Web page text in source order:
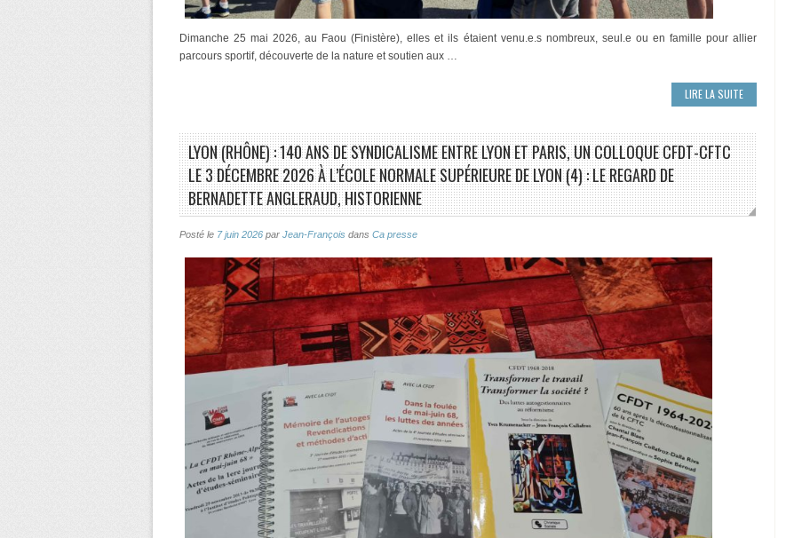
Dimanche 25 mai 2026, au Faou (Finistère), elles et ils étaient venu.e.s nombreux, seul.e ou en famille pour allier
parcours sportif, découverte de la nature et soutien aux …
LIRE LA SUITE
LYON (RHÔNE) : 140 ANS DE SYNDICALISME ENTRE LYON ET PARIS, UN COLLOQUE CFDT-CFTC
LE 3 DÉCEMBRE 2026 À L’ÉCOLE NORMALE SUPÉRIEURE DE LYON (4) : LE REGARD DE
BERNADETTE ANGLERAUD, HISTORIENNE
Posté le 7 juin 2026 par Jean-François dans Ca presse